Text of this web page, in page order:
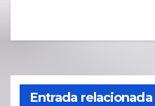
de
entradas
Entrada relacionada